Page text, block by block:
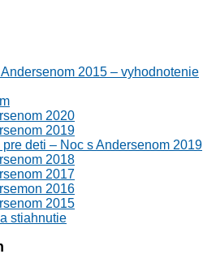
Andersenom 2015 – vyhodnotenie
2020
2019
deti – Noc s Andersenom 2019
2018
2017
2016
2015
stiahnutie